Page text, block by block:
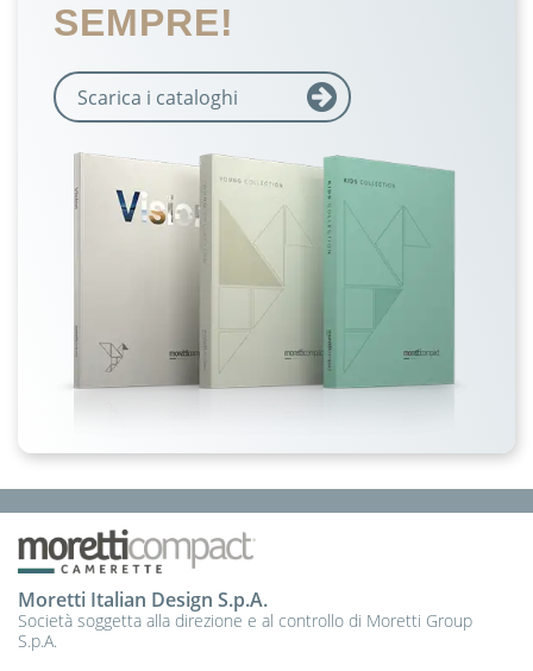
SEMPRE!
Scarica i cataloghi
Moretti Italian Design S.p.A.
Società soggetta alla direzione e al controllo di Moretti Group
S.p.A.